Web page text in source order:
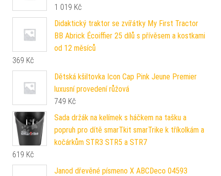
1 019 Kč
Didaktický traktor se zvířátky My First Tractor
BB Abrick Écoiffier 25 dílů s přívěsem a kostkami
od 12 měsíců
369 Kč
Dětská kšiltovka Icon Cap Pink Jeune Premier
luxusní provedení růžová
749 Kč
Sada držák na kelímek s háčkem na tašku a
popruh pro dítě smarTkit smarTrike k tříkolkám a
kočárkům STR3 STR5 a STR7
619 Kč
Janod dřevěné písmeno X ABCDeco 04593